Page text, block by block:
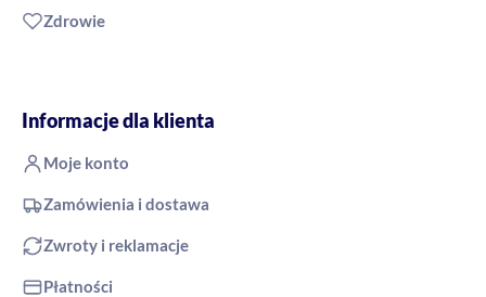
Zdrowie
Informacje dla klienta
Moje konto
Zamówienia i dostawa
Zwroty i reklamacje
Płatności